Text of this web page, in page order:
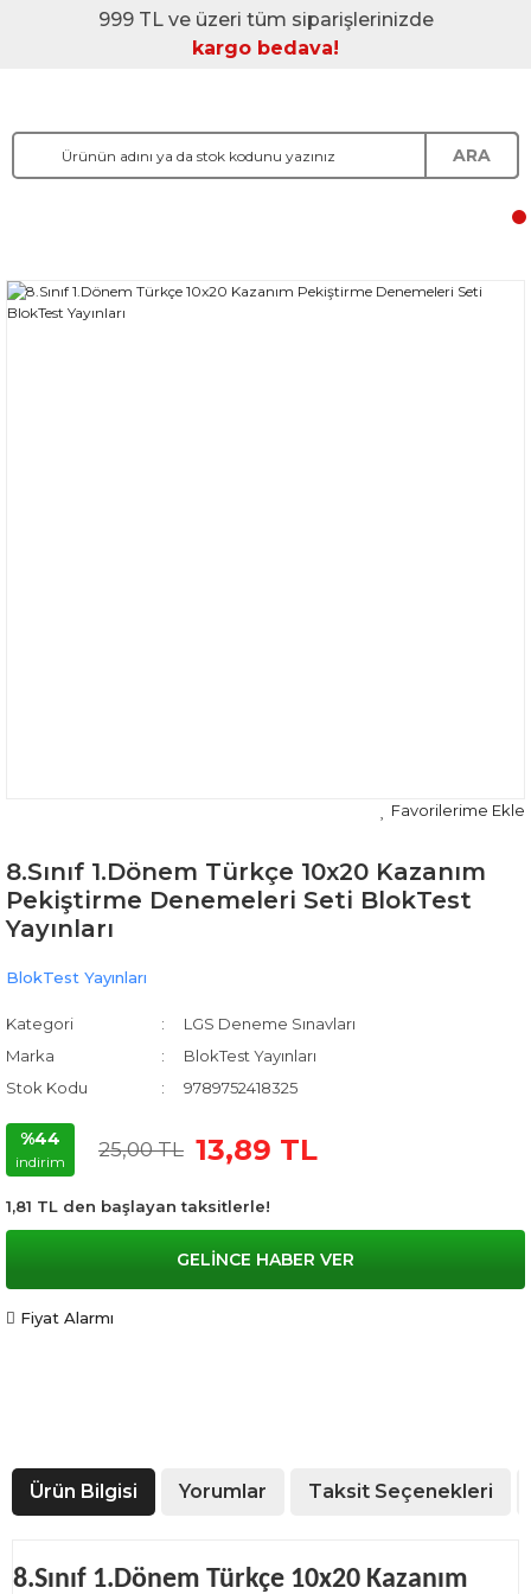
999 TL ve üzeri tüm siparişlerinizde
kargo bedava!
ARA
8.Sınıf 1.Dönem Türkçe 10x20 Kazanım
Pekiştirme Denemeleri Seti BlokTest
Yayınları
BlokTest Yayınları
Kategori
LGS Deneme Sınavları
Marka
BlokTest Yayınları
Stok Kodu
9789752418325
%44
indirim
25,00 TL 13,89 TL
1,81 TL den başlayan taksitlerle!
GELİNCE HABER VER
Fiyat Alarmı
Ürün Bilgisi Yorumlar Taksit Seçenekleri
8.Sınıf 1.Dönem Türkçe 10x20 Kazanım